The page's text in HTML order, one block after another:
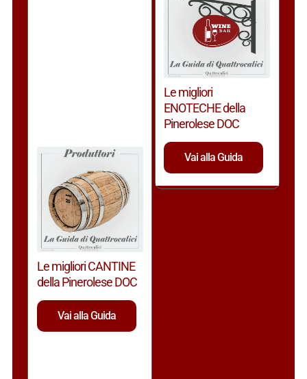
Le migliori CANTINE
della Pinerolese DOC
Vai alla Guida
Le migliori
ENOTECHE della
Pinerolese DOC
Vai alla Guida